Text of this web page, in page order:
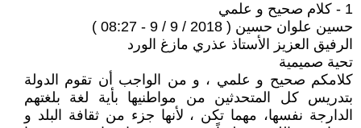
1 - كلام صحيح و علمي
حسين علوان حسين ( 2018 / 9 / 9 - 08:27 )
الرفيق العزيز الأستاذ عذري مازغ الورد
تحية صميمية
كلامكم صحيح و علمي ، و من الواجب أن تقوم الدولة
بتدريس كل المتحدثين من مواطنيها بأية لغة بلغتهم
الدارجة نفسها، مهما تكن ، لأنها جزء من ثقافة البلد و